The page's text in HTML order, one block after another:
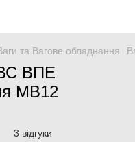
та Вагове обладнання
ВПЕ
МВ12
3 відгуки